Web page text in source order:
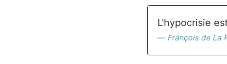
L'hypocrisie
François de La